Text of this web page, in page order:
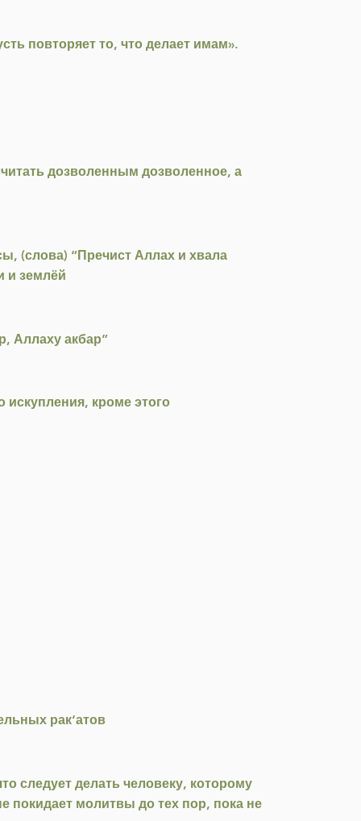
повторяет то, что делает имам».
дозволенным дозволенное, а
(слова) “Пречист Аллах и хвала
и землёй
Аллаху акбар”
искупления, кроме этого
рак‘атов
следует делать человеку, которому
покидает молитвы до тех пор, пока не